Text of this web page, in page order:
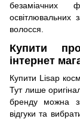
безаміачних
освітлювальних
волосся.
Купити
інтернет
Купити Lisap
Тут лише
бренду можна
відгуки та